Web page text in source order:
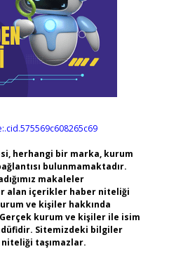
herhangi bir marka, kurum
bulunmamaktadır.
makaleler
alan içerikler haber niteliği
ve kişiler hakkında
kurum ve kişiler ile isim
Sitemizdeki bilgiler
taşımazlar.